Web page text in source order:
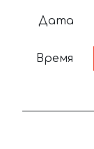
Дата
Время